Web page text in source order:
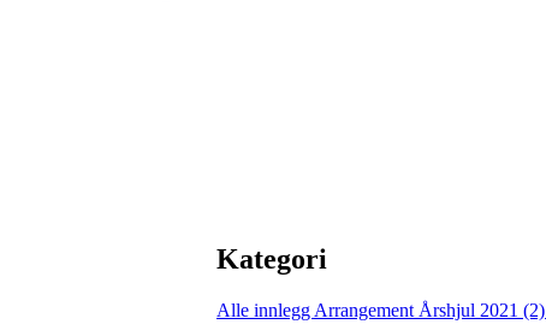
Kategori
Alle innlegg Arrangement Årshjul 2021 (2)